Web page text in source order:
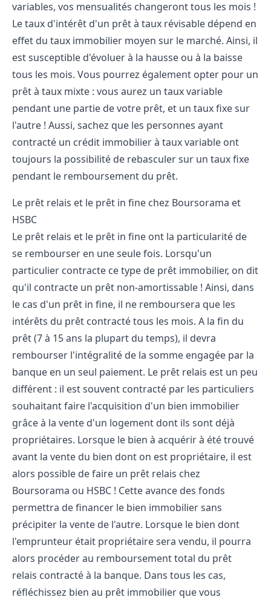
variables, vos mensualités changeront tous les mois !
Le taux d'intérêt d'un prêt à taux révisable dépend en
effet du taux immobilier moyen sur le marché. Ainsi, il
est susceptible d'évoluer à la hausse ou à la baisse
tous les mois. Vous pourrez également opter pour un
prêt à taux mixte : vous aurez un taux variable
pendant une partie de votre prêt, et un taux fixe sur
l'autre ! Aussi, sachez que les personnes ayant
contracté un crédit immobilier à taux variable ont
toujours la possibilité de rebasculer sur un taux fixe
pendant le remboursement du prêt.
Le prêt relais et le prêt in fine chez Boursorama et
HSBC
Le prêt relais et le prêt in fine ont la particularité de
se rembourser en une seule fois. Lorsqu'un
particulier contracte ce type de prêt immobilier, on dit
qu'il contracte un prêt non-amortissable ! Ainsi, dans
le cas d'un prêt in fine, il ne remboursera que les
intérêts du prêt contracté tous les mois. A la fin du
prêt (7 à 15 ans la plupart du temps), il devra
rembourser l'intégralité de la somme engagée par la
banque en un seul paiement. Le prêt relais est un peu
différent : il est souvent contracté par les particuliers
souhaitant faire l'acquisition d'un bien immobilier
grâce à la vente d'un logement dont ils sont déjà
propriétaires. Lorsque le bien à acquérir à été trouvé
avant la vente du bien dont on est propriétaire, il est
alors possible de faire un prêt relais chez
Boursorama ou HSBC ! Cette avance des fonds
permettra de financer le bien immobilier sans
précipiter la vente de l'autre. Lorsque le bien dont
l'emprunteur était propriétaire sera vendu, il pourra
alors procéder au remboursement total du prêt
relais contracté à la banque. Dans tous les cas,
réfléchissez bien au prêt immobilier que vous